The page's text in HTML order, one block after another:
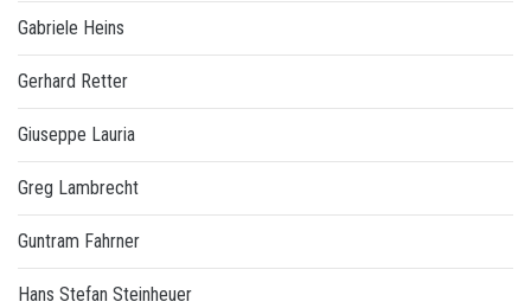
Gabriele Heins
Gerhard Retter
Giuseppe Lauria
Greg Lambrecht
Guntram Fahrner
Hans Stefan Steinheuer